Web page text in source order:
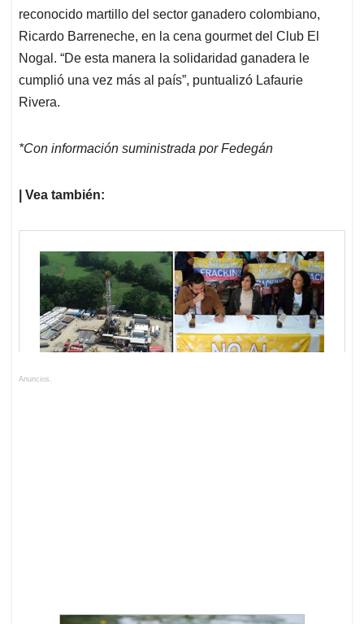
reconocido martillo del sector ganadero colombiano,
Ricardo Barreneche, en la cena gourmet del Club El
Nogal. “De esta manera la solidaridad ganadera le
cumplió una vez más al país”, puntualizó Lafaurie
Rivera.
*Con información suministrada por Fedegán
| Vea también:
Anuncios.